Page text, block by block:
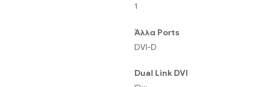
1
Άλλα Ports
DVI-D
Dual Link DVI